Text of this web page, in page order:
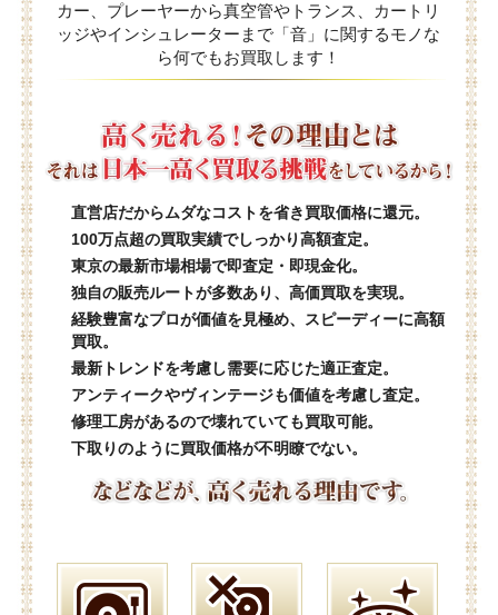
カー、プレーヤーから真空管やトランス、カートリ
ッジやインシュレーターまで「音」に関するモノな
ら何でもお買取します！
直営店だからムダなコストを省き買取価格に還元。
100万点超の買取実績でしっかり高額査定。
東京の最新市場相場で即査定・即現金化。
独自の販売ルートが多数あり、高価買取を実現。
経験豊富なプロが価値を見極め、スピーディーに高額
買取。
最新トレンドを考慮し需要に応じた適正査定。
アンティークやヴィンテージも価値を考慮し査定。
修理工房があるので壊れていても買取可能。
下取りのように買取価格が不明瞭でない。